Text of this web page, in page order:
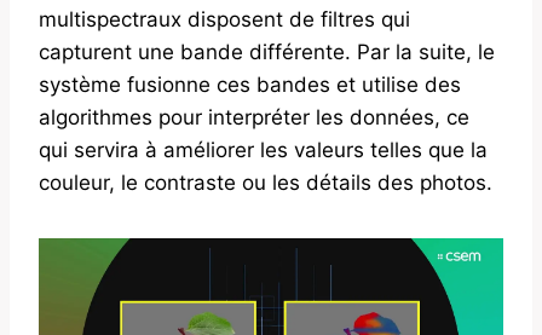
multispectraux disposent de filtres qui
capturent une bande différente. Par la suite, le
système fusionne ces bandes et utilise des
algorithmes pour interpréter les données, ce
qui servira à améliorer les valeurs telles que la
couleur, le contraste ou les détails des photos.